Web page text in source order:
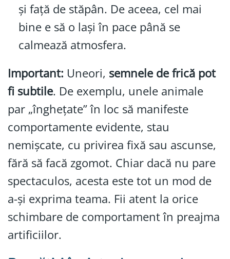
și față de stăpân. De aceea, cel mai
bine e să o lași în pace până se
calmează atmosfera.
Important: Uneori, semnele de frică pot
fi subtile. De exemplu, unele animale
par „înghețate” în loc să manifeste
comportamente evidente, stau
nemișcate, cu privirea fixă sau ascunse,
fără să facă zgomot. Chiar dacă nu pare
spectaculos, acesta este tot un mod de
a-și exprima teama. Fii atent la orice
schimbare de comportament în preajma
artificiilor.